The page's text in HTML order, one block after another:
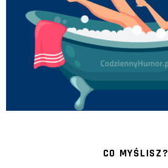
CO MYŚLISZ?